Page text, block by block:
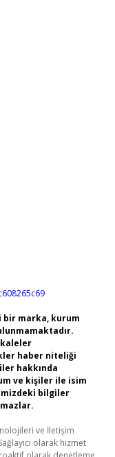
marka, kurum
haber niteliği
hakkında
ve kişiler ile isim
bilgiler
ve İletişim
olarak hizmet